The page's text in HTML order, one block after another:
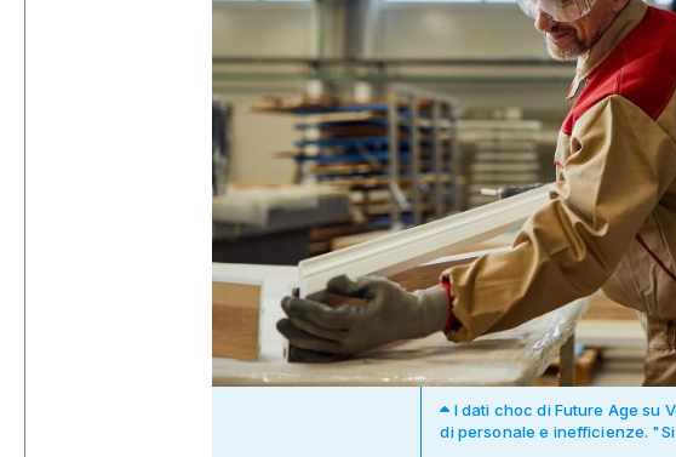
I dati choc di Future Age su
di personale e inefficienze.